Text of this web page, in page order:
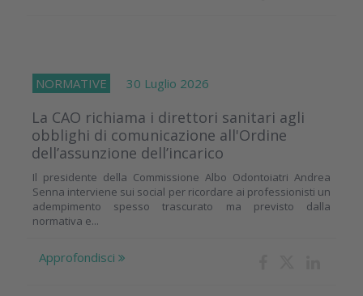
NORMATIVE 30 Luglio 2026
La CAO richiama i direttori sanitari agli
obblighi di comunicazione all'Ordine
dell’assunzione dell’incarico
Il presidente della Commissione Albo Odontoiatri Andrea
Senna interviene sui social per ricordare ai professionisti un
adempimento spesso trascurato ma previsto dalla
normativa e...
Approfondisci